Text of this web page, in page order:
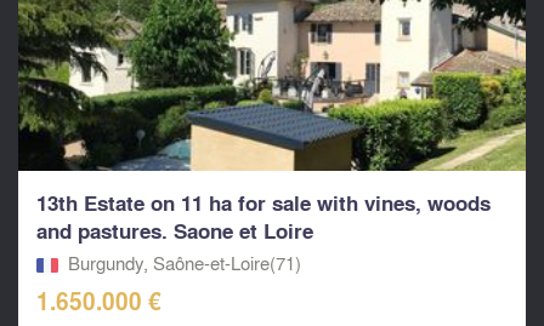
13th Estate on 11 ha for sale with vines, woods
and pastures. Saone et Loire
Burgundy, Saône-et-Loire(71)
1.650.000 €